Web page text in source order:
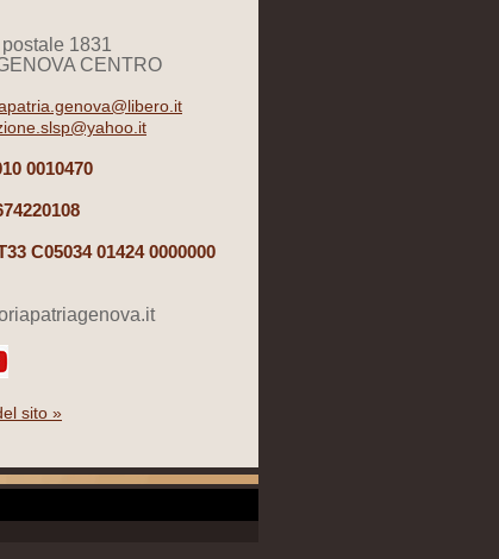
1831
CENTRO
0010470
C05034 01424 0000000
sito »